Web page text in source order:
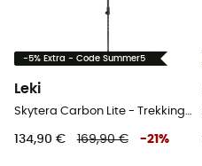
-5% Extra - Code Summer5
Leki
Skytera Carbon Lite - Trekkingstöcke
134,90 € 169,90 € -21 %